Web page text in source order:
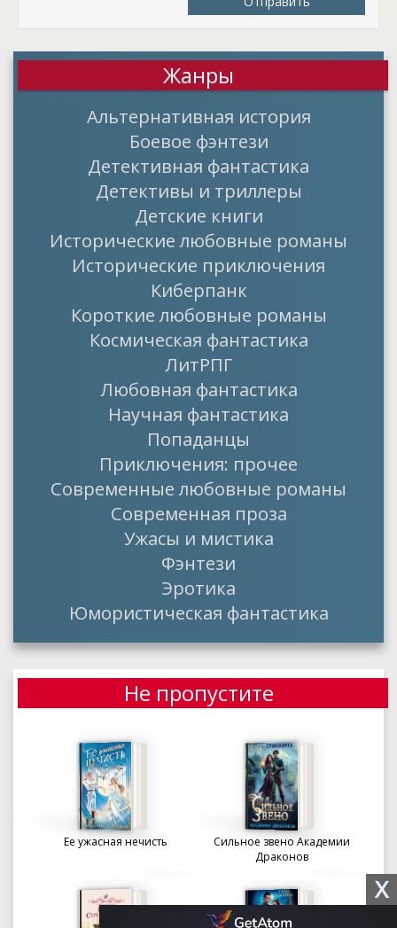
Жанры
Альтернативная история
Боевое фэнтези
Детективная фантастика
Детективы и триллеры
Детские книги
Исторические любовные романы
Исторические приключения
Киберпанк
Короткие любовные романы
Космическая фантастика
ЛитРПГ
Любовная фантастика
Научная фантастика
Попаданцы
Приключения: прочее
Современные любовные романы
Современная проза
Ужасы и мистика
Фэнтези
Эротика
Юмористическая фантастика
Не пропустите
Ее ужасная нечисть
Сильное звено Академии
Драконов
X